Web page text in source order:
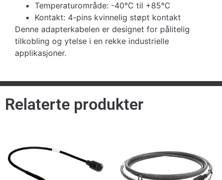
Temperaturområde: -40°C til +85°C
Kontakt: 4-pins kvinnelig støpt kontakt
Denne adapterkabelen er designet for pålitelig
tilkobling og ytelse i en rekke industrielle
applikasjoner.
Relaterte produkter